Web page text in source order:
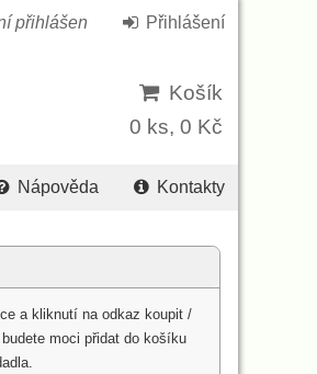
Košík
0 ks, 0 Kč
přihlášen Přihlášení
Nápověda Kontakty
a kliknutí na odkaz koupit /
moci přidat do košíku